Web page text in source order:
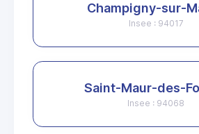
Champigny-sur-
Insee : 94017
Saint-Maur-des-
Insee : 94068